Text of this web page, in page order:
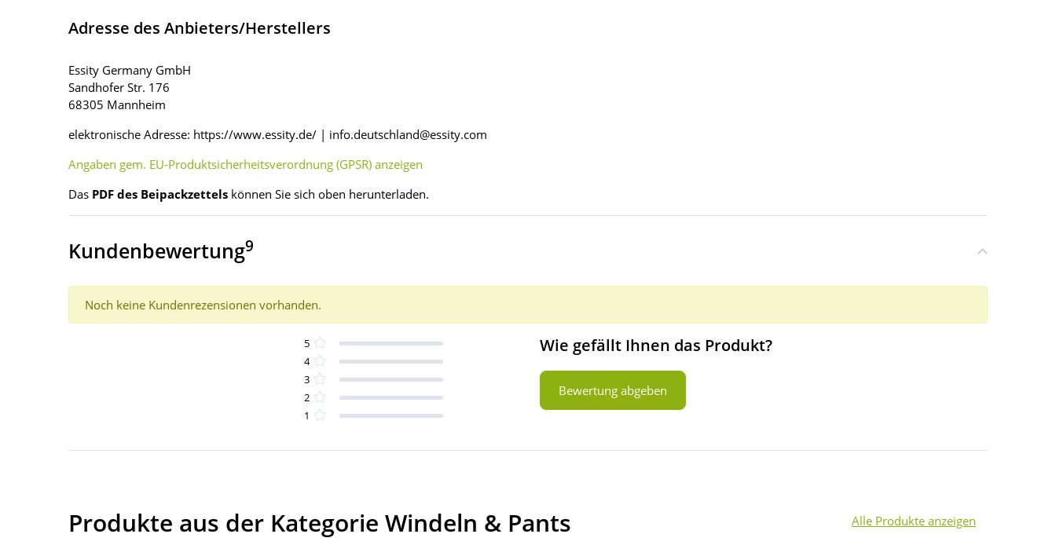
Adresse des Anbieters/Herstellers
Essity Germany GmbH
Sandhofer Str. 176
68305 Mannheim
elektronische Adresse: https://www.essity.de/ | info.deutschland@essity.com
Angaben gem. EU-Produktsicherheitsverordnung (GPSR) anzeigen
Das PDF des Beipackzettels können Sie sich oben herunterladen.
Kundenbewertung9
Noch keine Kundenrezensionen vorhanden.
5
4
3
2
1
Wie gefällt Ihnen das Produkt?
Bewertung abgeben
Produkte aus der Kategorie Windeln & Pants Alle Produkte anzeigen